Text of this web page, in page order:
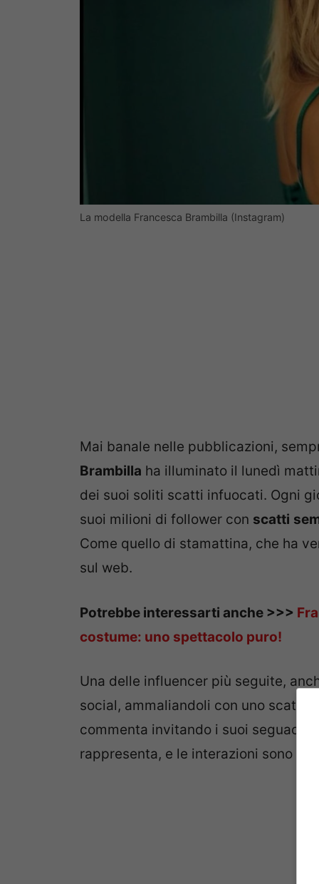
La modella Francesca Brambilla (Instagram)
Mai banale nelle pubblicazioni,
Brambilla ha illuminato il lunedì
dei suoi soliti scatti infuocati. Ogni
suoi milioni di follower con scatti
Come quello di stamattina, che ha
sul web.
Potrebbe interessarti anche >>>
costume: uno spettacolo puro!
Una delle influencer più seguite,
social, ammaliandoli con uno scatto
commenta invitando i suoi seguaci a
rappresenta, e le interazioni sono